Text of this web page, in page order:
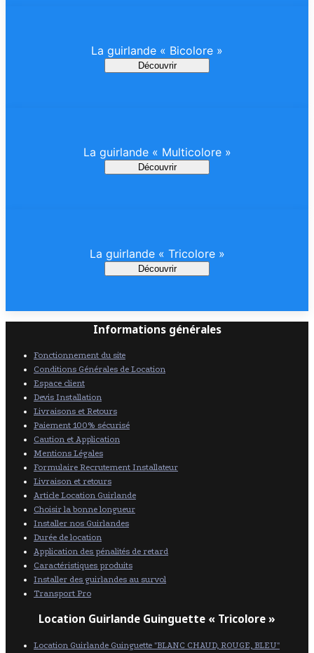
La guirlande « Bicolore »
Découvrir
La guirlande « Multicolore »
Découvrir
La guirlande « Tricolore »
Découvrir
Informations générales
Fonctionnement du site
Conditions Générales de Location
Espace client
Devis Installation
Livraisons et Retours
Paiement 100% sécurisé
Caution et Application
Mentions Légales
Formulaire Recrutement Installateur
Livraison et retours
Article Location Guirlande
Choisir la bonne longueur
Installer nos Guirlandes
Durée de location
Application des pénalités de retard
Caractéristiques produits
Installer des guirlandes au survol
Transport Pro
Location Guirlande Guinguette « Tricolore »
Location Guirlande Guinguette "BLANC CHAUD, ROUGE, BLEU"